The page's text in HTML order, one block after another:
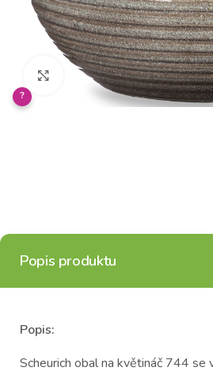
Klikněte pro zvětšení
?
Popis produktu
Popis:
Scheurich obal na květináč 744